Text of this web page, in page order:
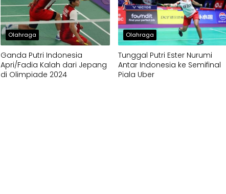
Olahraga
Ganda Putri Indonesia
Apri/Fadia Kalah dari Jepang
di Olimpiade 2024
Olahraga
Tunggal Putri Ester Nurumi
Antar Indonesia ke Semifinal
Piala Uber